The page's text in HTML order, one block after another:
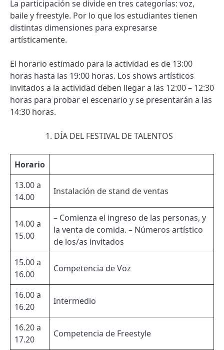
La participación se divide en tres categorías: voz,
baile y freestyle. Por lo que los estudiantes tienen
distintas dimensiones para expresarse
artísticamente.
El horario estimado para la actividad es de 13:00
horas hasta las 19:00 horas. Los shows artísticos
invitados a la actividad deben llegar a las 12:00 – 12:30
horas para probar el escenario y se presentarán a las
14:30 horas.
DÍA DEL FESTIVAL DE TALENTOS
Horario
13.00 a
14.00
Instalación de stand de ventas
14.00 a
15.00
– Comienza el ingreso de las personas, y
la venta de comida. – Números artístico
de los/as invitados
15.00 a
16.00
Competencia de Voz
16.00 a
16.20
Intermedio
16.20 a
17.20
Competencia de Freestyle